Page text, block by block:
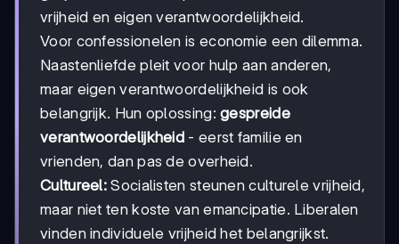
vrijheid en eigen verantwoordelijkheid.
Voor confessionelen is economie een dilemma.
Naastenliefde pleit voor hulp aan anderen,
maar eigen verantwoordelijkheid is ook
belangrijk. Hun oplossing:gespreide
verantwoordelijkheid - eerst familie en
vrienden, dan pas de overheid.
Cultureel: Socialisten steunen culturele vrijheid,
maar niet ten koste van emancipatie. Liberalen
vinden individuele vrijheid het belangrijkst.